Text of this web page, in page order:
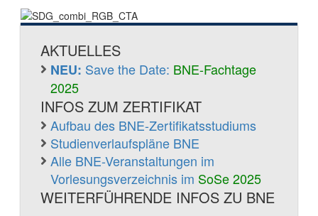
AKTUELLES
NEU: Save the Date: BNE-Fachtage
2025
INFOS ZUM ZERTIFIKAT
Aufbau des BNE-Zertifikatsstudiums
Studienverlaufspläne BNE
Alle BNE-Veranstaltungen im
Vorlesungsverzeichnis im SoSe 2025
WEITERFÜHRENDE INFOS ZU BNE